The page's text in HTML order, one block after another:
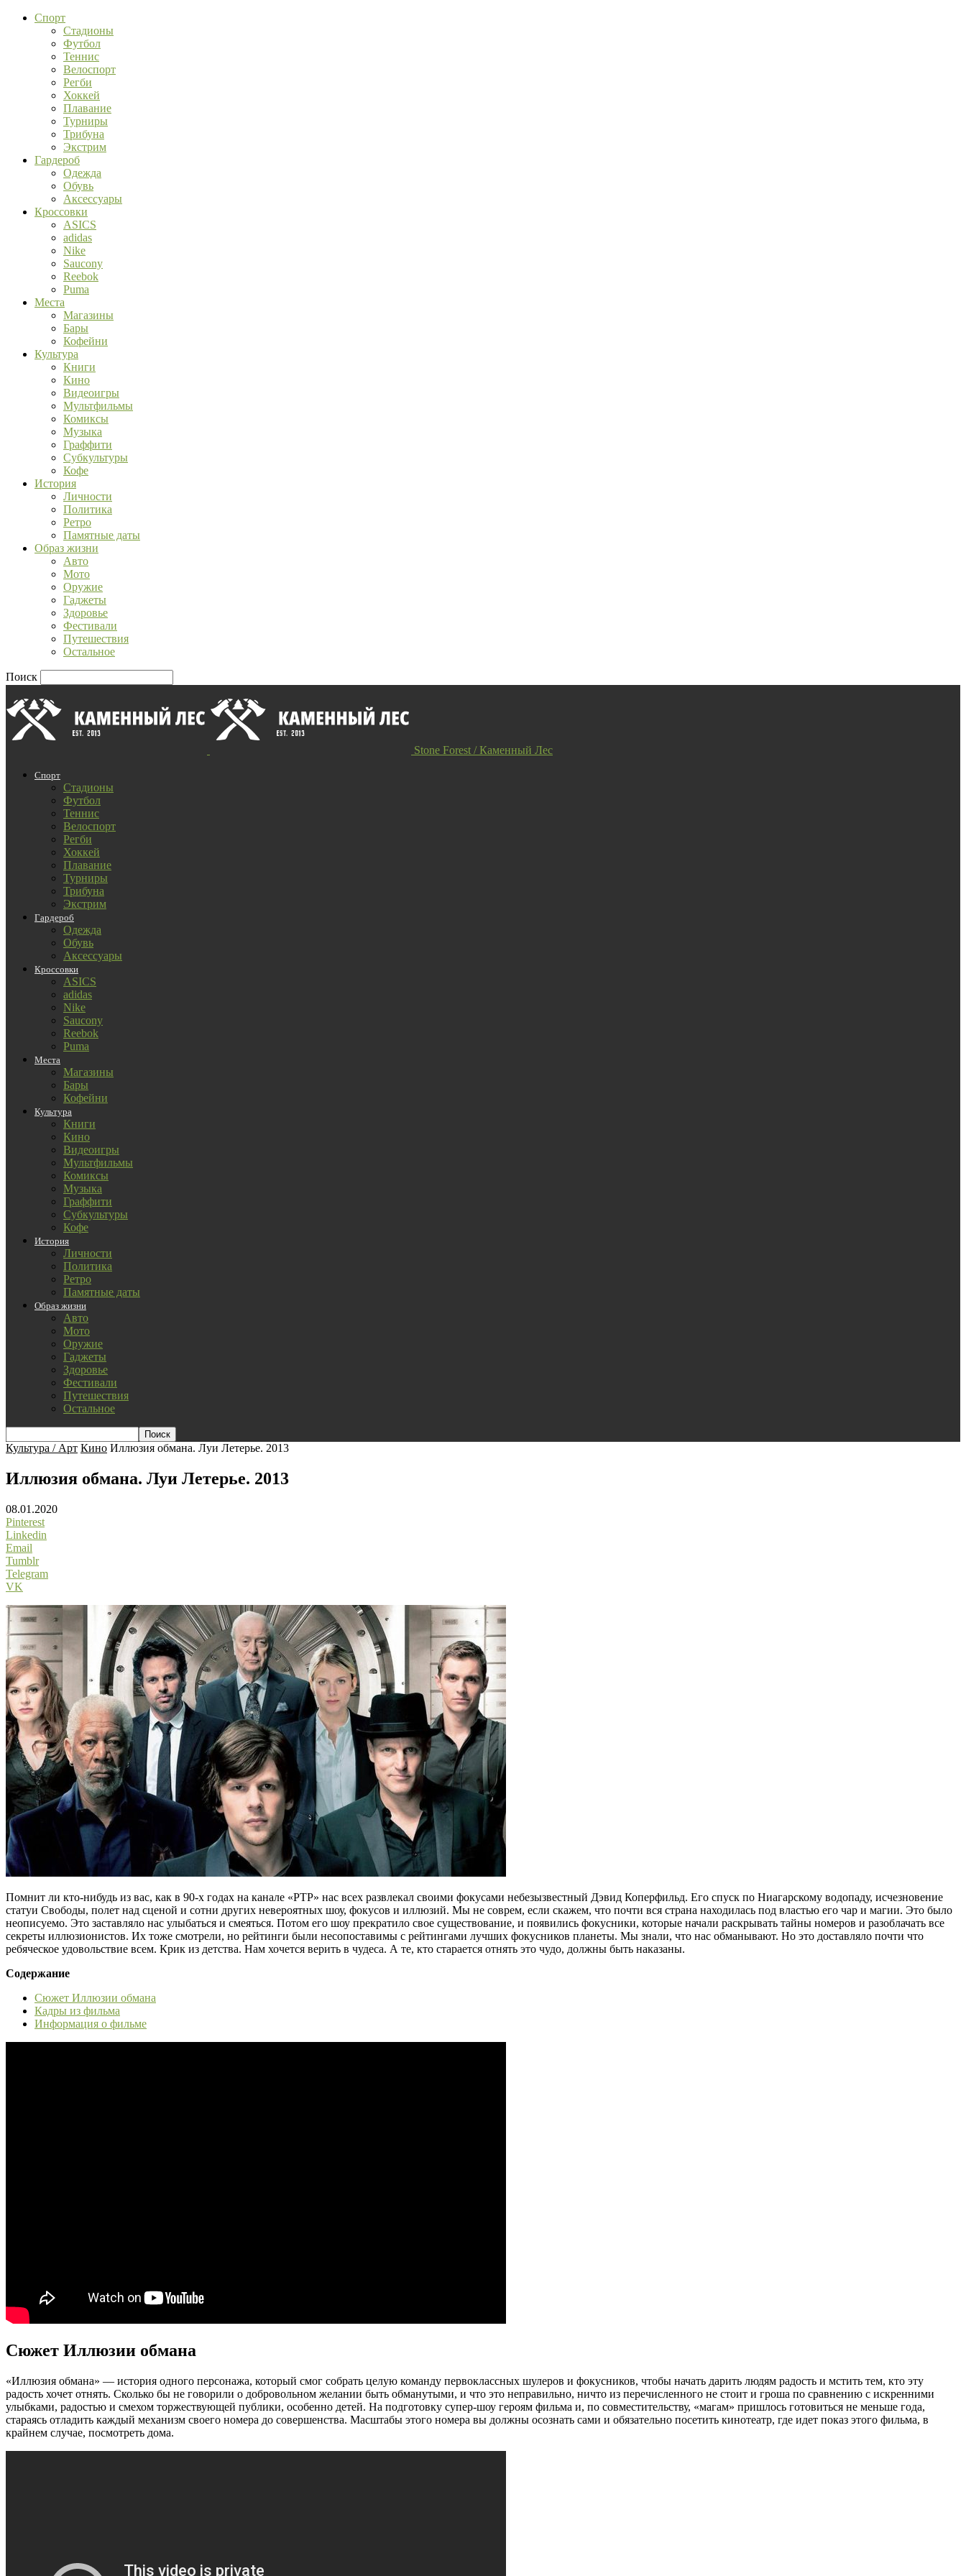
Спорт
Стадионы
Футбол
Теннис
Велоспорт
Регби
Хоккей
Плавание
Турниры
Трибуна
Экстрим
Гардероб
Одежда
Обувь
Аксессуары
Кроссовки
ASICS
adidas
Nike
Saucony
Reebok
Puma
Места
Магазины
Бары
Кофейни
Культура
Книги
Кино
Видеоигры
Мультфильмы
Комиксы
Музыка
Граффити
Субкультуры
Кофе
История
Личности
Политика
Ретро
Памятные даты
Образ жизни
Авто
Мото
Оружие
Гаджеты
Здоровье
Фестивали
Путешествия
Остальное
Поиск
Stone Forest / Каменный Лес
Спорт
Стадионы
Футбол
Теннис
Велоспорт
Регби
Хоккей
Плавание
Турниры
Трибуна
Экстрим
Гардероб
Одежда
Обувь
Аксессуары
Кроссовки
ASICS
adidas
Nike
Saucony
Reebok
Puma
Места
Магазины
Бары
Кофейни
Культура
Книги
Кино
Видеоигры
Мультфильмы
Комиксы
Музыка
Граффити
Субкультуры
Кофе
История
Личности
Политика
Ретро
Памятные даты
Образ жизни
Авто
Мото
Оружие
Гаджеты
Здоровье
Фестивали
Путешествия
Остальное
Культура / Арт Кино Иллюзия обмана. Луи Летерье. 2013
Иллюзия обмана. Луи Летерье. 2013
08.01.2020
Pinterest
Linkedin
Email
Tumblr
Telegram
VK
Помнит ли кто-нибудь из вас, как в 90-х годах на канале «РТР» нас всех развлекал своими фокусами небезызвестный Дэвид Коперфильд. Его спуск по Ниагарскому водопаду, исчезновение
статуи Свободы, полет над сценой и сотни других невероятных шоу, фокусов и иллюзий. Мы не соврем, если скажем, что почти вся страна находилась под властью его чар и магии. Это было
неописуемо. Это заставляло нас улыбаться и смеяться. Потом его шоу прекратило свое существование, и появились фокусники, которые начали раскрывать тайны номеров и разоблачать все
секреты иллюзионистов. Их тоже смотрели, но рейтинги были несопоставимы с рейтингами лучших фокусников планеты. Мы знали, что нас обманывают. Но это доставляло почти что
ребяческое удовольствие всем. Крик из детства. Нам хочется верить в чудеса. А те, кто старается отнять это чудо, должны быть наказаны.
Содержание
Сюжет Иллюзии обмана
Кадры из фильма
Информация о фильме
Сюжет Иллюзии обмана
«Иллюзия обмана» — история одного персонажа, который смог собрать целую команду первоклассных шулеров и фокусников, чтобы начать дарить людям радость и мстить тем, кто эту
радость хочет отнять. Сколько бы не говорили о добровольном желании быть обманутыми, и что это неправильно, ничто из перечисленного не стоит и гроша по сравнению с искренними
улыбками, радостью и смехом торжествующей публики, особенно детей. На подготовку супер-шоу героям фильма и, по совместительству, «магам» пришлось готовиться не меньше года,
стараясь отладить каждый механизм своего номера до совершенства. Масштабы этого номера вы должны осознать сами и обязательно посетить кинотеатр, где идет показ этого фильма, в
крайнем случае, посмотреть дома.